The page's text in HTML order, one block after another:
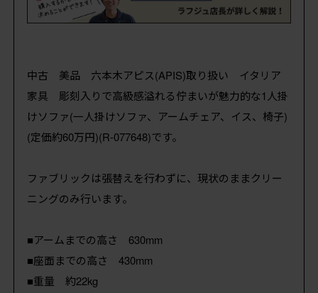
中古 美品 六本木アピス(APIS)取り扱い イタリア
家具 彫刻入りで高級感溢れる佇まいが魅力的な1人掛
けソファ(一人掛けソファ、アームチェア、イス、椅子)
(定価約60万円)(R-077648)です。
ファブリックは張替えを行わずに、現状のままクリー
ニングのみ行います。
■アームまでの高さ 630mm
■座面までの高さ 430mm
■重量 約22kg